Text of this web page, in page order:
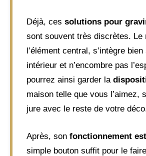
Déjà, ces solutions pour
sont souvent très discrètes. Le
l’élément central, s’intègre
intérieur et n’encombre pas
pourrez ainsi garder la
maison telle que vous l’aimez,
jure avec le reste de votre
Après, son fonctionnement
simple bouton suffit pour le